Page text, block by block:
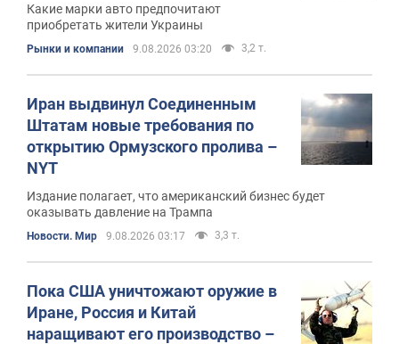
Какие марки авто предпочитают
приобретать жители Украины
Рынки и компании 9.08.2026 03:20 3,2 т.
Иран выдвинул Соединенным
Штатам новые требования по
открытию Ормузского пролива –
NYT
Издание полагает, что американский бизнес будет
оказывать давление на Трампа
Новости. Мир 9.08.2026 03:17 3,3 т.
Пока США уничтожают оружие в
Иране, Россия и Китай
наращивают его производство –